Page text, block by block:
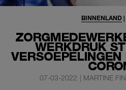
WERKDRUK
BINNENLAND|
07-03-2022 | MARTINE